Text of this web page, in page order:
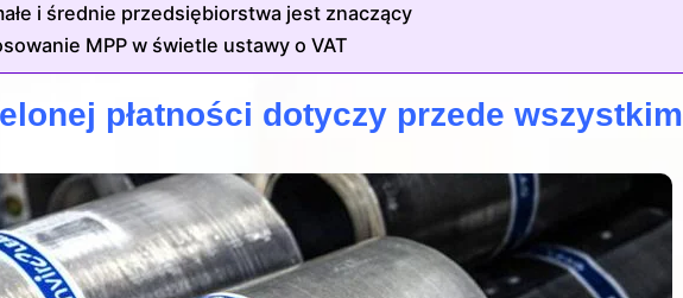
i średnie przedsiębiorstwa jest znaczący
MPP w świetle ustawy o VAT
płatności dotyczy przede wszystkim